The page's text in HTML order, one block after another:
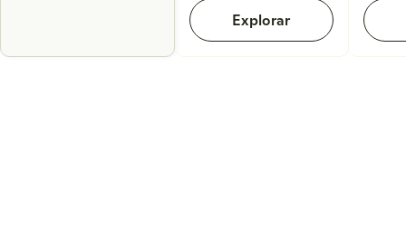
Explorar